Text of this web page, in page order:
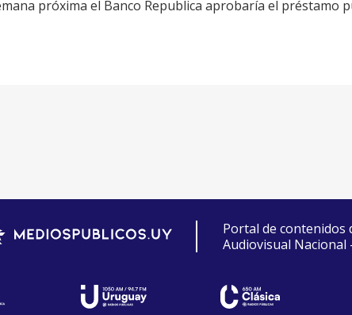
próxima el Banco Republica aprobaría el préstamo
Portal de contenidos
Audiovisual Nacional